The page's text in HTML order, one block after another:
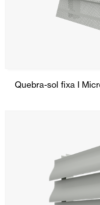
Quebra-sol fixa I